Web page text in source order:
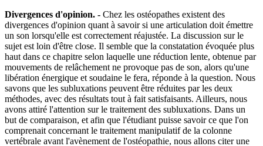
Divergences d'opinion. - Chez les ostéopathes existent des
divergences d'opinion quant à savoir si une articulation doit émettre
un son lorsqu'elle est correctement réajustée. La discussion sur le
sujet est loin d'être close. Il semble que la constatation évoquée plus
haut dans ce chapitre selon laquelle une réduction lente, obtenue par
mouvements de relâchement ne provoque pas de son, alors qu'une
libération énergique et soudaine le fera, réponde à la question. Nous
savons que les subluxations peuvent être réduites par les deux
méthodes, avec des résultats tout à fait satisfaisants. Ailleurs, nous
avons attiré l'attention sur le traitement des subluxations. Dans un
but de comparaison, et afin que l'étudiant puisse savoir ce que l'on
comprenait concernant le traitement manipulatif de la colonne
vertébrale avant l'avènement de l'ostéopathie, nous allons citer une